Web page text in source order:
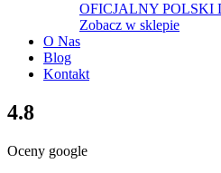
OFICJALNY POLSKI
Zobacz w sklepie
O Nas
Blog
Kontakt
4.8
Oceny google